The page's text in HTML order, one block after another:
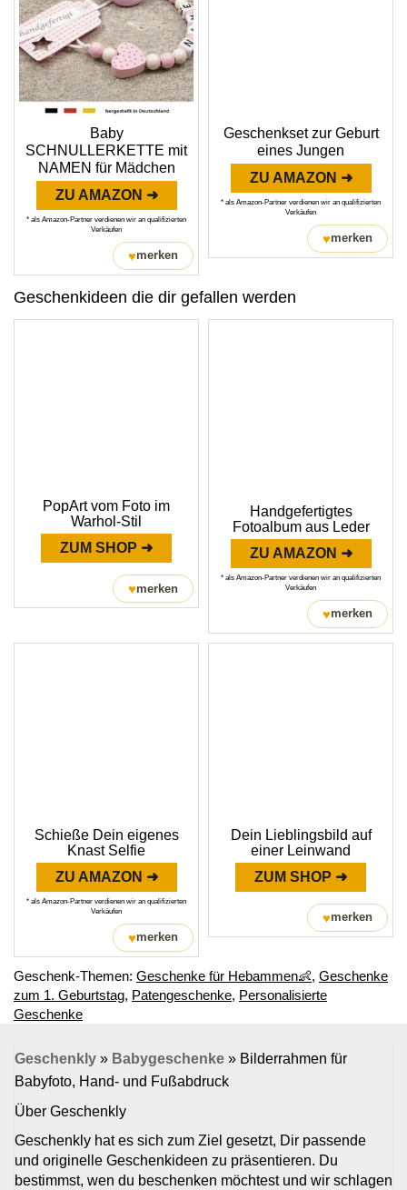
Baby
SCHNULLERKETTE mit
NAMEN für Mädchen
ZU AMAZON ➜
* als Amazon-Partner verdienen wir an qualifizierten
Verkäufen
♥merken
Geschenkset zur Geburt
eines Jungen
ZU AMAZON ➜
* als Amazon-Partner verdienen wir an qualifizierten
Verkäufen
♥merken
Geschenkideen die dir gefallen werden
PopArt vom Foto im
Warhol-Stil
ZUM SHOP ➜
♥merken
Handgefertigtes
Fotoalbum aus Leder
ZU AMAZON ➜
* als Amazon-Partner verdienen wir an qualifizierten
Verkäufen
♥merken
Schieße Dein eigenes
Knast Selfie
ZU AMAZON ➜
* als Amazon-Partner verdienen wir an qualifizierten
Verkäufen
♥merken
Dein Lieblingsbild auf
einer Leinwand
ZUM SHOP ➜
♥merken
Geschenk-Themen: Geschenke für Hebammen👶, Geschenke
zum 1. Geburtstag, Patengeschenke, Personalisierte
Geschenke
Geschenkly » Babygeschenke » Bilderrahmen für
Babyfoto, Hand- und Fußabdruck
Über Geschenkly
Geschenkly hat es sich zum Ziel gesetzt, Dir passende
und originelle Geschenkideen zu präsentieren. Du
bestimmst, wen du beschenken möchtest und wir schlagen